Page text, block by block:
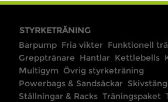
STYRKETRÄNING
Barpump Fria vikter Funktionell
Grepptränare Hantlar Kettlebells
Multigym Övrig styrketräning
Powerbags & Sandsäckar
Ställningar & Racks Träningspaket